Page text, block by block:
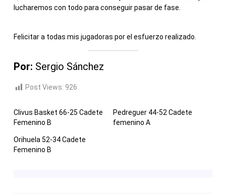
lucharemos con todo para conseguir pasar de fase.
Felicitar a todas mis jugadoras por el esfuerzo realizado.
Por: Sergio Sánchez
Post Views: 926
Clivus Basket 66-25 Cadete
Femenino B
Pedreguer 44-52 Cadete
femenino A
Orihuela 52-34 Cadete
Femenino B